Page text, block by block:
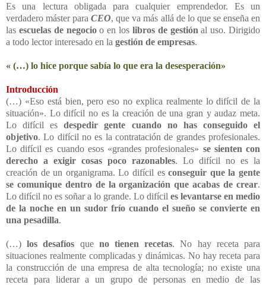
Es una lectura obligada para cualquier emprendedor. Es un
verdadero máster paraCEO, que va más allá de lo que se enseña en
las escuelas de negocioo en los libros de gestión al uso. Dirigido
a todo lector interesado en la gestión de empresas.
« (…) lo hice porque sabía lo que era la desesperación»
Introducción
(…) «Eso está bien, pero eso no explica realmente lo difícil de la
situación». Lo difícil no es la creación de una gran y audaz meta.
Lo difícil esdespedir gente cuando no has conseguido el
objetivo. Lo difícil no es la contratación de grandes profesionales.
Lo difícil es cuando esos «grandes profesionales» se sienten con
derecho a exigir cosas poco razonables. Lo difícil no es la
creación de un organigrama. Lo difícil esconseguir que la gente
se comunique dentro de la organización que acabas de crear.
Lo difícil no es soñar a lo grande. Lo difícil es levantarse en medio
de la noche en un sudor frío cuando el sueño se convierte en
una pesadilla.
(…)los desafíos que no tienen recetas. No hay receta para
situaciones realmente complicadas y dinámicas. No hay receta para
la construcción de una empresa de alta tecnología; no existe una
receta para liderar a un grupo de personas en medio de las